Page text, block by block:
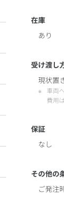
在庫
あり
受け渡し
現状置
車両
費用
保証
なし
その他の
ご発注